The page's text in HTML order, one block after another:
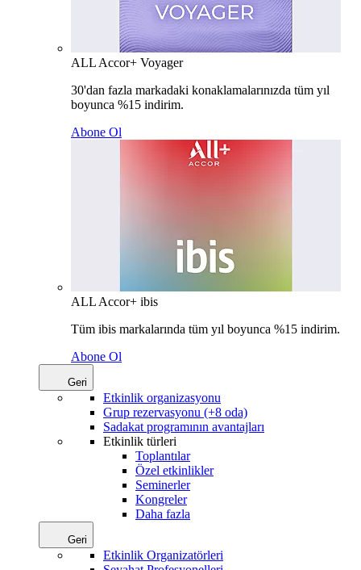
ALL Accor+ Voyager
30'dan fazla markadaki konaklamalarınızda tüm yıl
boyunca %15 indirim.
Abone Ol
ALL Accor+ ibis
Tüm ibis markalarında tüm yıl boyunca %15 indirim.
Abone Ol
Geri
Etkinlik organizasyonu
Grup rezervasyonu (+8 oda)
Sadakat programının avantajları
Etkinlik türleri
Toplantılar
Özel etkinlikler
Seminerler
Kongreler
Daha fazla
Geri
Etkinlik Organizatörleri